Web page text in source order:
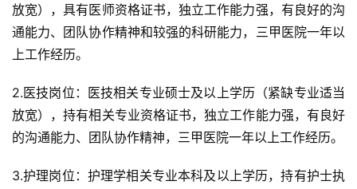
放宽），具有医师资格证书，独立工作能力强，有良好的沟
通能力、团队协作精神和较强的科研能力，三甲医院一年以
上工作经历。
2.医技岗位：医技相关专业硕士及以上学历（紧缺专业适当
放宽），持有相关专业资格证书，独立工作能力强，有良好
的沟通能力、团队协作精神，三甲医院一年以上工作经历。
3.护理岗位：护理学相关专业本科及以上学历，持有护士执